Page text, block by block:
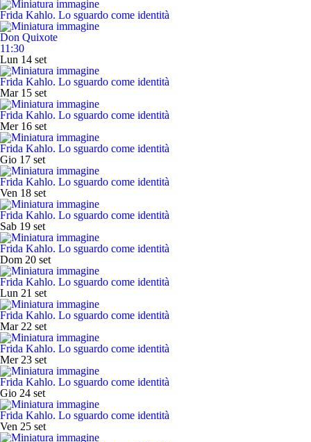
Frida Kahlo. Lo sguardo come identità
Don Quixote
11:30
Lun 14 set
Frida Kahlo. Lo sguardo come identità
Mar 15 set
Frida Kahlo. Lo sguardo come identità
Mer 16 set
Frida Kahlo. Lo sguardo come identità
Gio 17 set
Frida Kahlo. Lo sguardo come identità
Ven 18 set
Frida Kahlo. Lo sguardo come identità
Sab 19 set
Frida Kahlo. Lo sguardo come identità
Dom 20 set
Frida Kahlo. Lo sguardo come identità
Lun 21 set
Frida Kahlo. Lo sguardo come identità
Mar 22 set
Frida Kahlo. Lo sguardo come identità
Mer 23 set
Frida Kahlo. Lo sguardo come identità
Gio 24 set
Frida Kahlo. Lo sguardo come identità
Ven 25 set